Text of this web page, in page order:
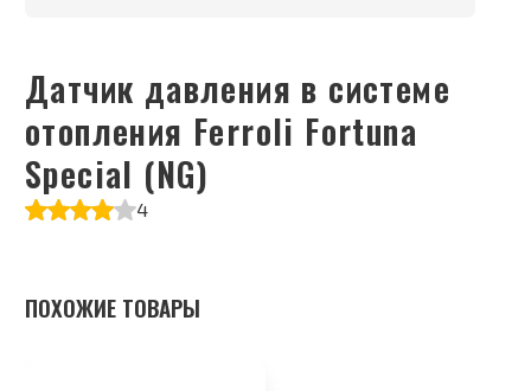
Датчик давления в системе
отопления Ferroli Fortuna
Special (NG)
4
ПОХОЖИЕ ТОВАРЫ